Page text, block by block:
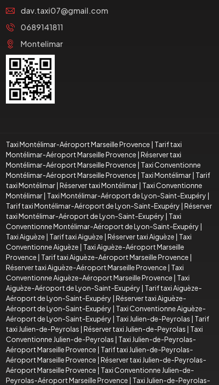
dav.taxi07@gmail.com
0689141811
Montelimar
Taxi Montélimar-Aéroport Marseille Provence | Tarif taxi
Montélimar-Aéroport Marseille Provence | Réserver taxi
Montélimar-Aéroport Marseille Provence | Taxi Conventionne
Montélimar-Aéroport Marseille Provence | Taxi Montélimar| Tarif
taxi Montélimar| Réserver taxi Montélimar| Taxi Conventionne
Montélimar| Taxi Montélimar-Aéroport de Lyon-Saint-Exupéry |
Tarif taxi Montélimar-Aéroport de Lyon-Saint-Exupéry | Réserver
taxi Montélimar-Aéroport de Lyon-Saint-Exupéry | Taxi
Conventionne Montélimar-Aéroport de Lyon-Saint-Exupéry |
Taxi Aiguèze | Tarif taxi Aiguèze | Réserver taxi Aiguèze | Taxi
Conventionne Aiguèze | Taxi Aiguèze-Aéroport Marseille
Provence | Tarif taxi Aiguèze-Aéroport Marseille Provence |
Réserver taxi Aiguèze-Aéroport Marseille Provence | Taxi
Conventionne Aiguèze-Aéroport Marseille Provence | Taxi
Aiguèze-Aéroport de Lyon-Saint-Exupéry | Tarif taxi Aiguèze-
Aéroport de Lyon-Saint-Exupéry | Réserver taxi Aiguèze-
Aéroport de Lyon-Saint-Exupéry | Taxi Conventionne Aiguèze-
Aéroport de Lyon-Saint-Exupéry | Taxi Julien-de-Peyrolas | Tarif
taxi Julien-de-Peyrolas | Réserver taxi Julien-de-Peyrolas | Taxi
Conventionne Julien-de-Peyrolas | Taxi Julien-de-Peyrolas-
Aéroport Marseille Provence | Tarif taxi Julien-de-Peyrolas-
Aéroport Marseille Provence | Réserver taxi Julien-de-Peyrolas-
Aéroport Marseille Provence | Taxi Conventionne Julien-de-
Peyrolas-Aéroport Marseille Provence | Taxi Julien-de-Peyrolas-